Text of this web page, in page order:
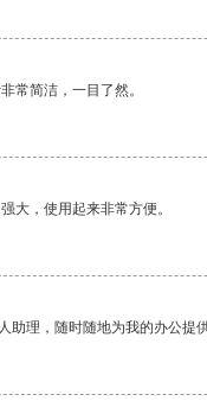
常简洁，一目了然。
大，使用起来非常方便。
助理，随时随地为我的办公提